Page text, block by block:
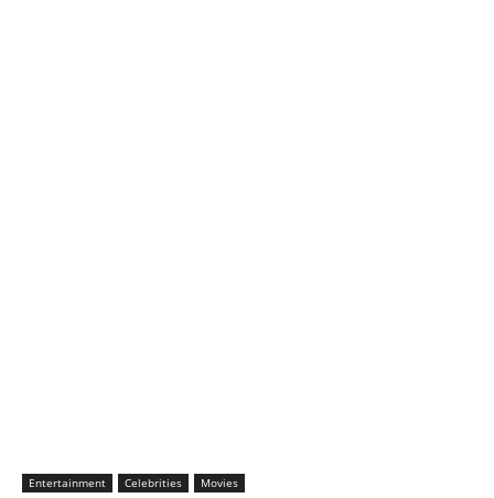
Entertainment Celebrities Movies